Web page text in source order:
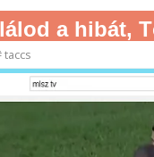
a hibát,
taccs